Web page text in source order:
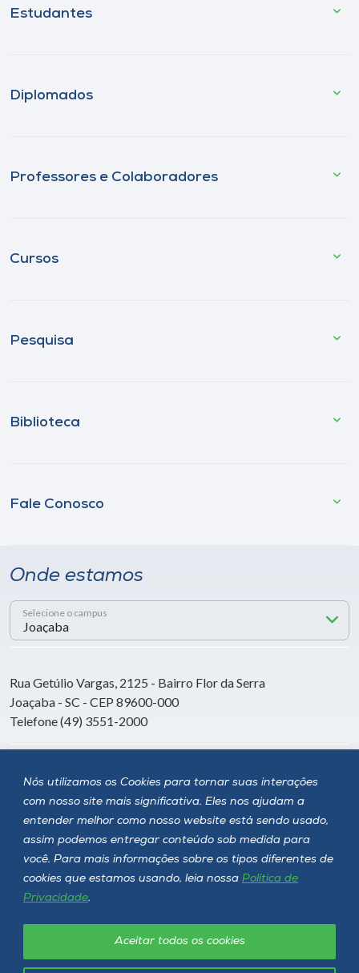
Nós utilizamos os Cookies para tornar suas interações
com nosso site mais significativa. Eles nos ajudam a
entender melhor como nosso website está sendo usado,
assim podemos entregar conteúdo sob medida para
você. Para mais informações sobre os tipos diferentes de
cookies que estamos usando, leia nossa Política de
Privacidade.
Aceitar todos os cookies
Estudantes
Diplomados
Professores e Colaboradores
Cursos
Pesquisa
Biblioteca
Fale Conosco
Onde estamos
Selecione o campus
Rua Getúlio Vargas, 2125 - Bairro Flor da Serra
Joaçaba - SC - CEP 89600-000
Telefone (49) 3551-2000
Siga a Unoesc
Política de privacidade LGPD